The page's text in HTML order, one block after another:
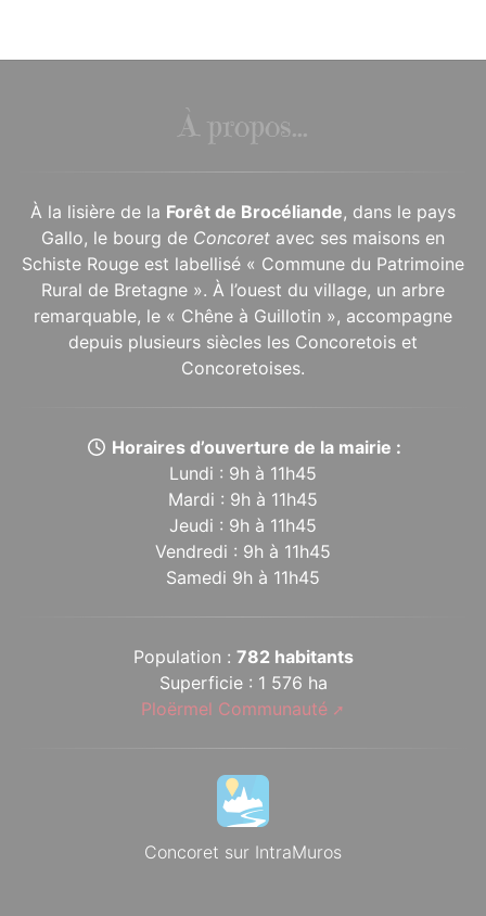
À propos...
À la lisière de la Forêt de Brocéliande, dans le pays
Gallo, le bourg de Concoret avec ses maisons en
Schiste Rouge est labellisé « Commune du Patrimoine
Rural de Bretagne ». À l’ouest du village, un arbre
remarquable, le « Chêne à Guillotin », accompagne
depuis plusieurs siècles les Concoretois et
Concoretoises.
Horaires d’ouverture de la mairie :
Lundi : 9h à 11h45
Mardi : 9h à 11h45
Jeudi : 9h à 11h45
Vendredi : 9h à 11h45
Samedi 9h à 11h45
Population : 782 habitants
Superficie : 1 576 ha
Ploërmel Communauté
Concoret sur IntraMuros